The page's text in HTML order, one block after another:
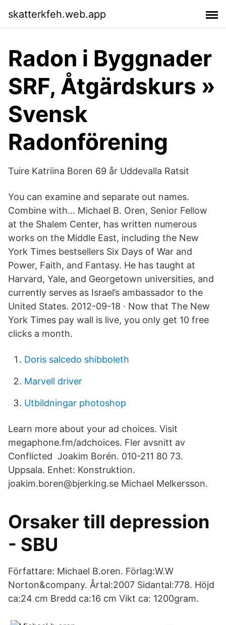
skatterkfeh.web.app
Radon i Byggnader
SRF, Åtgärdskurs »
Svensk
Radonförening
Tuire Katriina Boren 69 år Uddevalla Ratsit
You can examine and separate out names.
Combine with… Michael B. Oren, Senior Fellow
at the Shalem Center, has written numerous
works on the Middle East, including the New
York Times bestsellers Six Days of War and
Power, Faith, and Fantasy. He has taught at
Harvard, Yale, and Georgetown universities, and
currently serves as Israel’s ambassador to the
United States. 2012-09-18 · Now that The New
York Times pay wall is live, you only get 10 free
clicks a month.
Doris salcedo shibboleth
Marvell driver
Utbildningar photoshop
Learn more about your ad choices. Visit
megaphone.fm/adchoices. Fler avsnitt av
Conflicted Joakim Borén. 010-211 80 73.
Uppsala. Enhet: Konstruktion.
joakim.boren@bjerking.se Michael Melkersson.
Orsaker till depression
- SBU
Författare: Michael B.oren. Förlag:W.W
Norton&company. Årtal:2007 Sidantal:778. Höjd
ca:24 cm Bredd ca:16 cm Vikt ca: 1200gram.